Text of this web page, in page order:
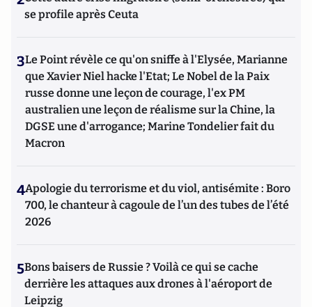
se profile après Ceuta
3Le Point révèle ce qu'on sniffe à l'Elysée, Marianne
que Xavier Niel hacke l'Etat; Le Nobel de la Paix
russe donne une leçon de courage, l'ex PM
australien une leçon de réalisme sur la Chine, la
DGSE une d'arrogance; Marine Tondelier fait du
Macron
4Apologie du terrorisme et du viol, antisémite : Boro
700, le chanteur à cagoule de l’un des tubes de l’été
2026
5Bons baisers de Russie ? Voilà ce qui se cache
derrière les attaques aux drones à l'aéroport de
Leipzig